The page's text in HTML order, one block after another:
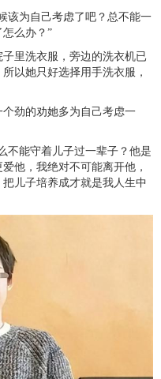
该为自己考虑了吧？总不能一
么办？”
里洗衣服，旁边的洗衣机已
以她只好选择用手洗衣服，
劲的劝她多为自己考虑一
不能守着儿子过一辈子？他是
他，我绝对不可能离开他，
儿子培养成才就是我人生中